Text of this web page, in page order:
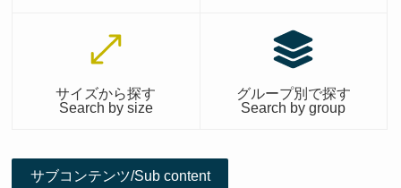
サイズから探す
Search by size
グループ別で探す
Search by group
サブコンテンツ/Sub content